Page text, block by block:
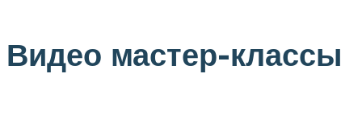
Видео мастер-классы